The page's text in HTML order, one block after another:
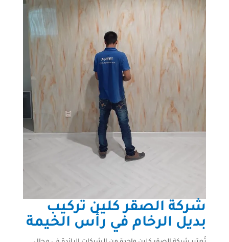
شركة الصقر كلين تركيب
بديل الرخام في رأس الخيمة